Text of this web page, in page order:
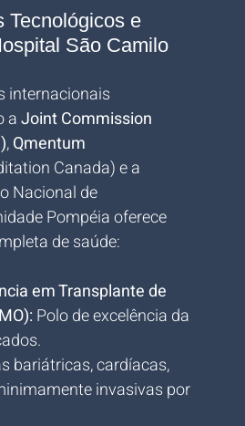
Tecnológicos e
São Camilo
internacionais
a Joint Commission
, Qmentum
Canada) e a
Nacional de
Pompéia oferece
de saúde:
em Transplante de
Polo de excelência da
bariátricas, cardíacas,
invasivas por